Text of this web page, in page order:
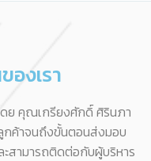
องเรา
ดย คุณเกรียงศักดิ์ ศิรินภา
กค้าจนถึงขั้นตอนส่งมอบ
สามารถติดต่อกับผู้บริหาร